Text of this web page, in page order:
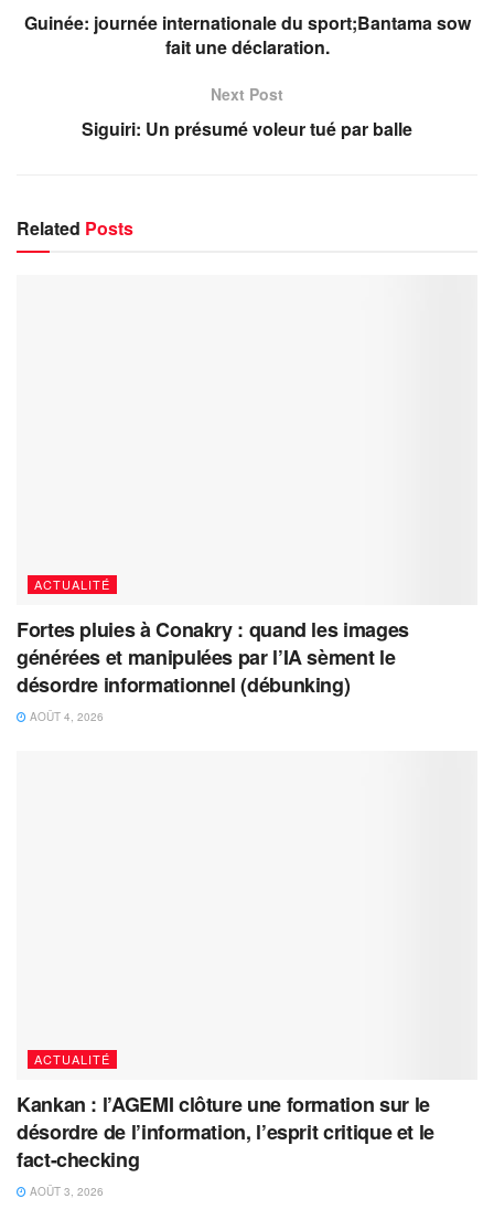
Guinée: journée internationale du sport;Bantama sow
fait une déclaration.
Next Post
Siguiri: Un présumé voleur tué par balle
Related Posts
ACTUALITÉ
Fortes pluies à Conakry : quand les images
générées et manipulées par l’IA sèment le
désordre informationnel (débunking)
AOÛT 4, 2026
ACTUALITÉ
Kankan : l’AGEMI clôture une formation sur le
désordre de l’information, l’esprit critique et le
fact-checking
AOÛT 3, 2026